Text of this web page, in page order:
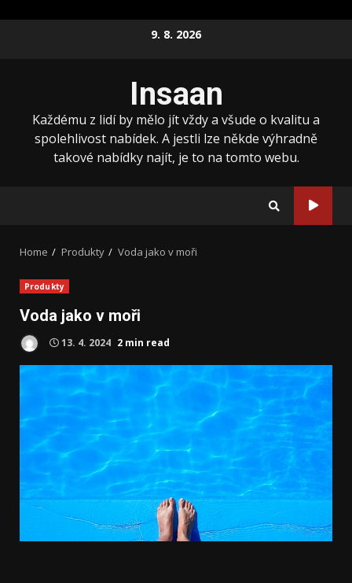
9. 8. 2026
Insaan
Každému z lidí by mělo jít vždy a všude o kvalitu a
spolehlivost nabídek. A jestli lze někde výhradně
takové nabídky najít, je to na tomto webu.
Home Produkty Voda jako v moři
Produkty
Voda jako v moři
13. 4. 2024 2 min read